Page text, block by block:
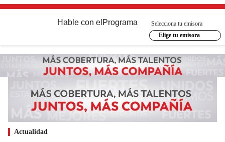
Hable con el Programa
Selecciona tu emisora
Elige tu emisora
Actualidad